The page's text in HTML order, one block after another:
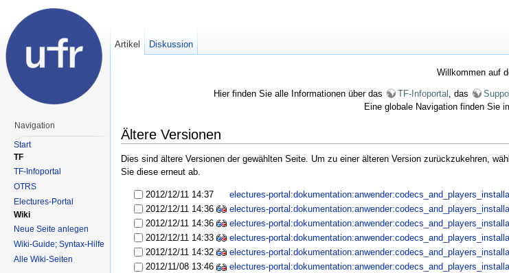
Willkommen auf
Hier finden Sie alle Informationen über das TF-Infoportal , das
Eine globale Navigation finden Sie
Ältere Versionen
Dies sind ältere Versionen der gewählten Seite. Um zu einer älteren Version zurückzukehren,
Sie diese erneut ab.
2012/12/11 14:37 electures-
2012/12/11 14:36
electures-
2012/12/11 14:36
electures-
2012/12/11 14:33
electures-
2012/12/11 14:32
electures-
2012/11/08 13:46
electures-
Artikel Diskussion
Navigation
Start
TF
TF-Infoportal
OTRS
Electures-Portal
Wiki
Neue Seite anlegen
Wiki-Guide; Syntax-Hilfe
Alle Wiki-Seiten